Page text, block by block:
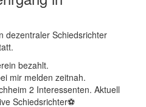
dezentraler Schiedsrichter
bezahlt.
mir melden zeitnah.
2 Interessenten. Aktuell
Schiedsrichter⚽